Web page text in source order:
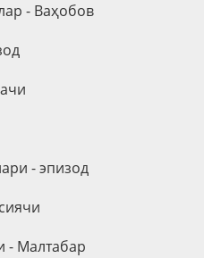
- Ваҳобов
- эпизод
- Малтабар